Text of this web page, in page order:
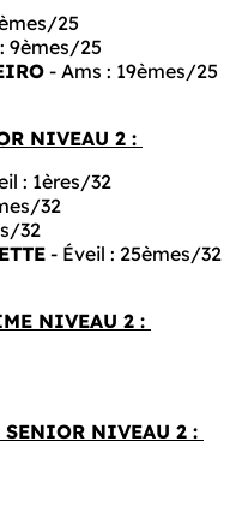
25
9èmes/25
- Ams : 19èmes/25
NIVEAU 2 :
: 1ères/32
32
32
- Éveil : 25èmes/32
NIVEAU 2 :
SENIOR NIVEAU 2 :